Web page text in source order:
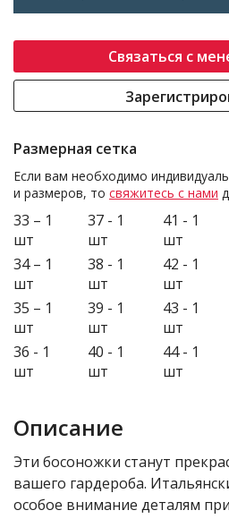
Связаться с
Размерная сетка
Если вам необходимо
и размеров, то свяжитесь с нами
33 – 1
шт
34 – 1
шт
35 – 1
шт
36 - 1
шт
37 - 1
шт
38 - 1
шт
39 - 1
шт
40 - 1
шт
41 - 1
шт
42 - 1
шт
43 - 1
шт
44 - 1
шт
Описание
Эти босоножки станут
вашего гардероба.
особое внимание деталям